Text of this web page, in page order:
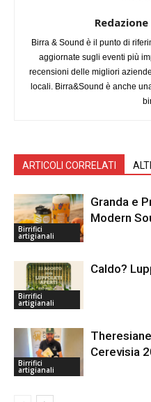
Birra & Sound è il punto di
aggiornate sugli eventi più
recensioni delle migliori
locali. Birra&Sound è anche
ARTICOLI CORRELATI
Birrifici
artigianali
Granda e
Modern
Birrifici
artigianali
Caldo?
Birrifici
artigianali
Cerevisia